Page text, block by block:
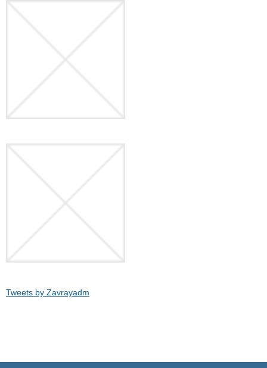
Tweets by Zavrayadm